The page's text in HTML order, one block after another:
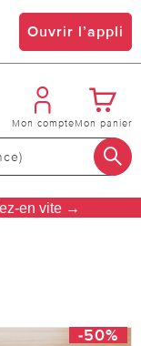
Ouvrir l’appli
Mon compteMon panier
en vite →
-50%